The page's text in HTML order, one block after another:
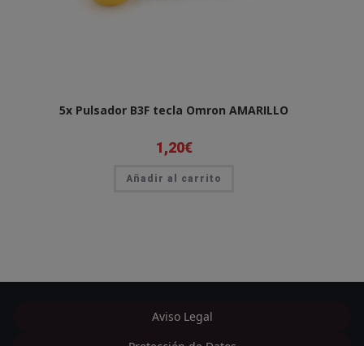
5x Pulsador B3F tecla Omron AMARILLO
1,20€
Añadir al carrito
Aviso Legal